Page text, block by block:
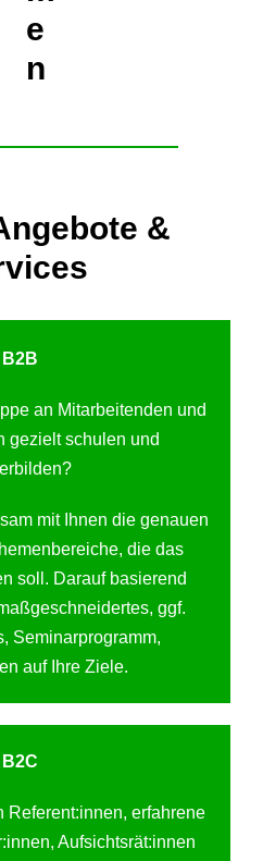
e
n
&
B2B
an Mitarbeitenden und
gezielt schulen und
mit Ihnen die genauen
die das
soll. Darauf basierend
ggf.
Seminarprogramm,
auf Ihre Ziele.
B2C
Referent:innen, erfahrene
Aufsichtsrät:innen